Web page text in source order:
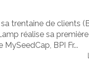
trentaine de clients
réalise sa
BPI Fr...